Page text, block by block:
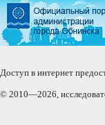
Доступ в интернет
© 2010—2026,